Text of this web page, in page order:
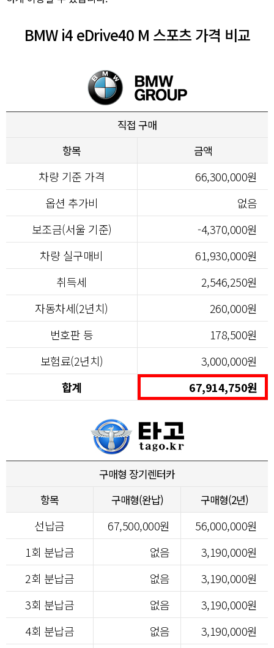
BMW i4 eDrive40 M 스포츠 가격 비교
직접 구매
항목
금액
차량 기준 가격
66,300,000원
옵션 추가비
없음
보조금(서울 기준)
-4,370,000원
차량 실구매비
61,930,000원
취득세
2,546,250원
자동차세(2년치)
260,000원
번호판 등
178,500원
보험료(2년치)
3,000,000원
합계
67,914,750원
구매형 장기렌터카
항목
구매형(완납) 구매형(2년)
선납금 67,500,000원
56,000,000원
1회 분납금
없음
3,190,000원
2회 분납금
없음
3,190,000원
3회 분납금
없음
3,190,000원
4회 분납금
없음
3,190,000원